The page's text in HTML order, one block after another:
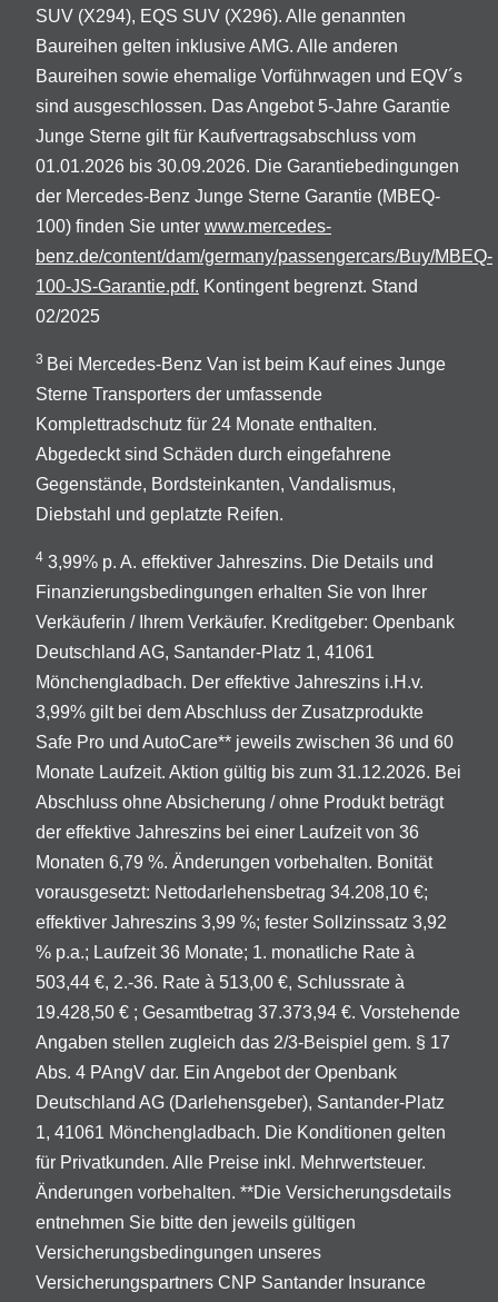
SUV (X294), EQS SUV (X296). Alle genannten
Baureihen gelten inklusive AMG. Alle anderen
Baureihen sowie ehemalige Vorführwagen und EQV´s
sind ausgeschlossen. Das Angebot 5-Jahre Garantie
Junge Sterne gilt für Kaufvertragsabschluss vom
01.01.2026 bis 30.09.2026. Die Garantiebedingungen
der Mercedes-Benz Junge Sterne Garantie (MBEQ-
100) finden Sie unter www.mercedes-
benz.de/content/dam/germany/passengercars/Buy/MBEQ-
100-JS-Garantie.pdf. Kontingent begrenzt. Stand
02/2025
3 Bei Mercedes-Benz Van ist beim Kauf eines Junge
Sterne Transporters der umfassende
Komplettradschutz für 24 Monate enthalten.
Abgedeckt sind Schäden durch eingefahrene
Gegenstände, Bordsteinkanten, Vandalismus,
Diebstahl und geplatzte Reifen.
4 3,99% p. A. effektiver Jahreszins. Die Details und
Finanzierungsbedingungen erhalten Sie von Ihrer
Verkäuferin / Ihrem Verkäufer. Kreditgeber: Openbank
Deutschland AG, Santander-Platz 1, 41061
Mönchengladbach. Der effektive Jahreszins i.H.v.
3,99% gilt bei dem Abschluss der Zusatzprodukte
Safe Pro und AutoCare** jeweils zwischen 36 und 60
Monate Laufzeit. Aktion gültig bis zum 31.12.2026. Bei
Abschluss ohne Absicherung / ohne Produkt beträgt
der effektive Jahreszins bei einer Laufzeit von 36
Monaten 6,79 %. Änderungen vorbehalten. Bonität
vorausgesetzt: Nettodarlehensbetrag 34.208,10 €;
effektiver Jahreszins 3,99 %; fester Sollzinssatz 3,92
% p.a.; Laufzeit 36 Monate; 1. monatliche Rate à
503,44 €, 2.-36. Rate à 513,00 €, Schlussrate à
19.428,50 € ; Gesamtbetrag 37.373,94 €. Vorstehende
Angaben stellen zugleich das 2/3-Beispiel gem. § 17
Abs. 4 PAngV dar. Ein Angebot der Openbank
Deutschland AG (Darlehensgeber), Santander-Platz
1, 41061 Mönchengladbach. Die Konditionen gelten
für Privatkunden. Alle Preise inkl. Mehrwertsteuer.
Änderungen vorbehalten. **Die Versicherungsdetails
entnehmen Sie bitte den jeweils gültigen
Versicherungsbedingungen unseres
Versicherungspartners CNP Santander Insurance